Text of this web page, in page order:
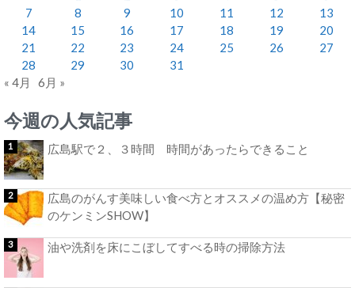
7
8 9 10 11 12
13
14
15 16 17 18 19
20
21
22 23 24 25 26
27
28
29 30
31
« 4月
6月 »
今週の人気記事
広島駅で２、３時間 時間があったらできること
広島のがんす美味しい食べ方とオススメの温め方【秘密
のケンミンSHOW】
油や洗剤を床にこぼしてすべる時の掃除方法